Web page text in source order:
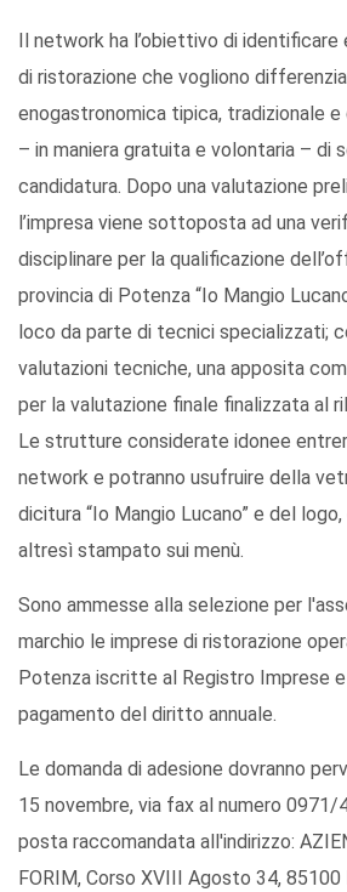
Il network ha l’obiettivo di
di ristorazione che vogliono
enogastronomica tipica, tradizionale
– in maniera gratuita e volontaria – di
candidatura. Dopo una valutazione
l’impresa viene sottoposta ad una
disciplinare per la qualificazione
provincia di Potenza “Io Mangio
loco da parte di tecnici specializzati;
valutazioni tecniche, una apposita
per la valutazione finale finalizzata al
Le strutture considerate idonee
network e potranno usufruire della
dicitura “Io Mangio Lucano” e del
altresì stampato sui menù.
Sono ammesse alla selezione per
marchio le imprese di ristorazione
Potenza iscritte al Registro Imprese e
pagamento del diritto annuale.
Le domanda di adesione dovranno
15 novembre, via fax al numero 0971/
posta raccomandata all'indirizzo:
FORIM, Corso XVIII Agosto 34,